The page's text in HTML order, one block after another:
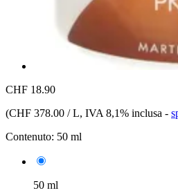
CHF 18.90
(CHF 378.00 / L, IVA 8,1% inclusa -
Contenuto: 50 ml
50 ml